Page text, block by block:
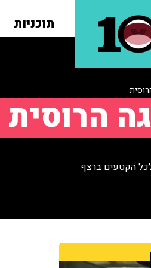
תוכניות
הרוסית
הקטעים ברצף